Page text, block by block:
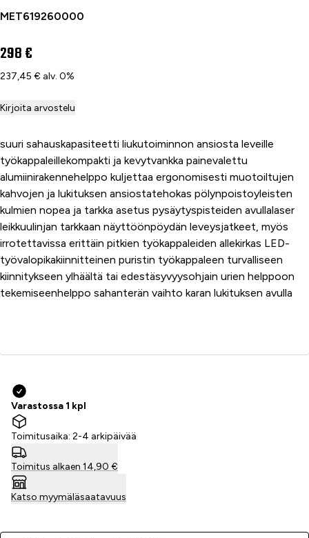
MET619260000
298 €
237,45 € alv. 0%
Kirjoita arvostelu
suuri sahauskapasiteetti liukutoiminnon ansiosta leveille
työkappaleillekompakti ja kevytvankka painevalettu
alumiinirakennehelppo kuljettaa ergonomisesti muotoiltujen
kahvojen ja lukituksen ansiostatehokas pölynpoistoyleisten
kulmien nopea ja tarkka asetus pysäytyspisteiden avullalaser
leikkuulinjan tarkkaan näyttöönpöydän leveysjatkeet, myös
irrotettavissa erittäin pitkien työkappaleiden allekirkas LED-
työvalopikakiinnitteinen puristin työkappaleen turvalliseen
kiinnitykseen ylhäältä tai edestäsyvyysohjain urien helppoon
tekemiseenhelppo sahanterän vaihto karan lukituksen avulla
Varastossa 1 kpl
Toimitusaika: 2-4 arkipäivää
Toimitus alkaen 14,90 €
Katso myymäläsaatavuus